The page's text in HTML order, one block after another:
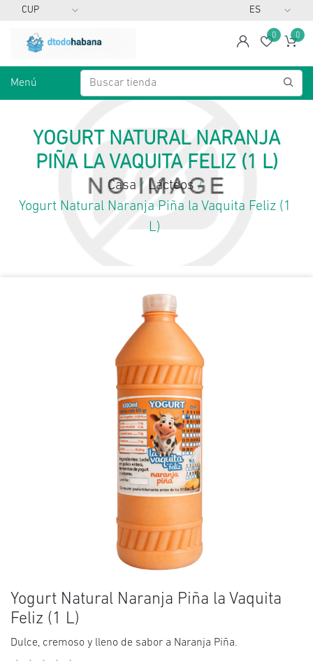
spanLista
0 0
Menú
YOGURT NATURAL NARANJA
PIÑA LA VAQUITA FELIZ (1 L)
Casa / Lácteos /
Yogurt Natural Naranja Piña la Vaquita Feliz (1
L)
Yogurt Natural Naranja Piña la Vaquita
Feliz (1 L)
Dulce, cremoso y lleno de sabor a Naranja Piña.